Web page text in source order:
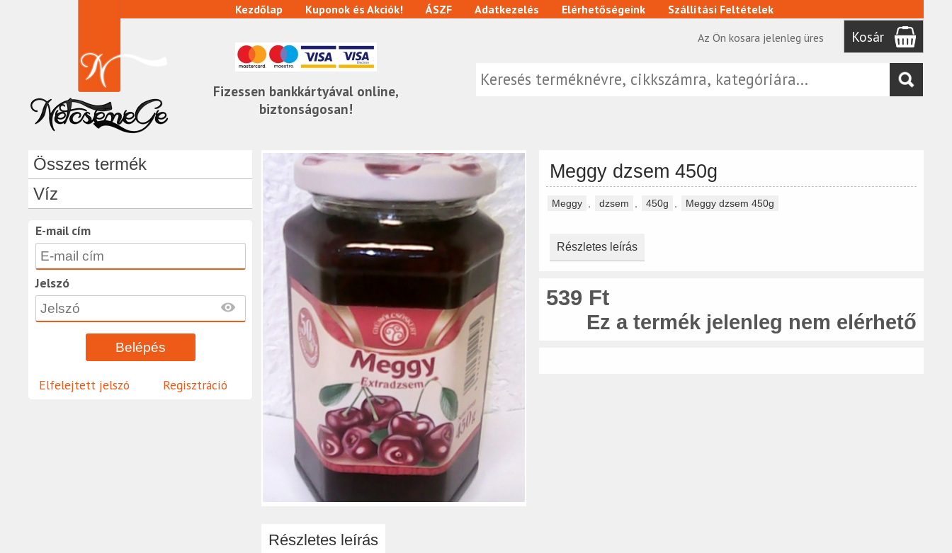
Fizessen bankkártyával online,
biztonságosan!
Kezdőlap Kuponok és Akciók! ÁSZF Adatkezelés Elérhetőségeink
Szállítási Feltételek
Az Ön kosara jelenleg üres
Kosár
Összes termék
Víz
E-mail cím
Jelszó
Elfelejtett jelszó Regisztráció
Meggy dzsem 450g
Meggy dzsem 450g Meggy dzsem 450g
Részletes leírás
539 Ft
Ez a termék jelenleg nem elérhető
Részletes leírás